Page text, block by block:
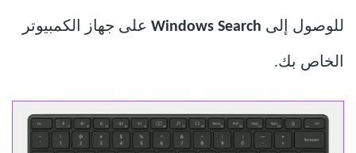
للوصول إلى Windows Search على جهاز الكمبيوتر
الخاص بك.